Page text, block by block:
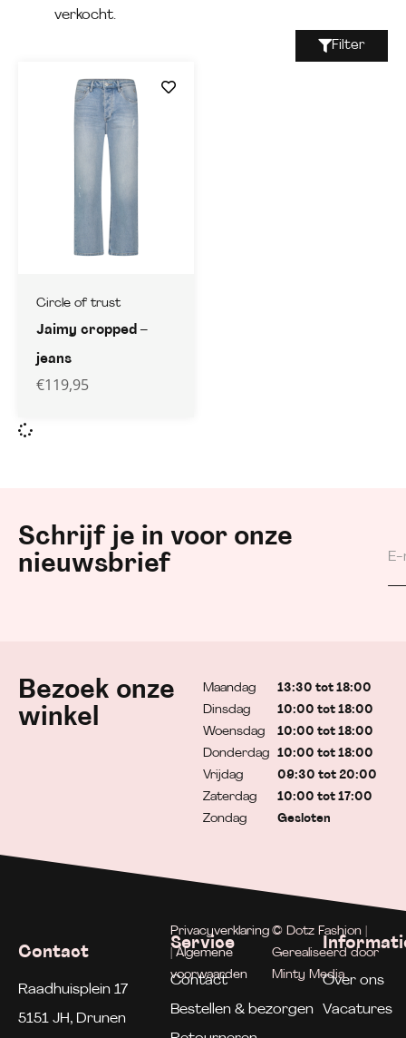
verkocht.
Filter
Circle of trust
Jaimy cropped –
jeans
€119,95
Schrijf je in voor onze
nieuwsbrief
Bezoek onze
winkel
Maandag
Dinsdag
Woensdag
Donderdag
Vrijdag
Zaterdag
Zondag
13:30 tot 18:00
10:00 tot 18:00
10:00 tot 18:00
10:00 tot 18:00
09:30 tot 20:00
10:00 tot 17:00
Gesloten
Contact
Raadhuisplein 17
5151 JH, Drunen
Service
Contact
Bestellen & bezorgen
Over ons
Vacatures
Privacyverklaring
| Algemene
voorwaarden
© Dotz Fashion |
Gerealiseerd door
Minty Media